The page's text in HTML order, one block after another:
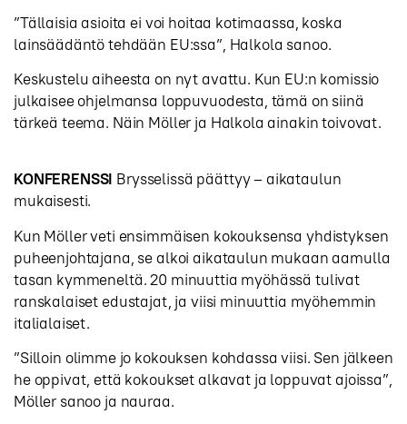
”Tällaisia asioita ei voi hoitaa kotimaassa, koska
lainsäädäntö tehdään EU:ssa”, Halkola sanoo.
Keskustelu aiheesta on nyt avattu. Kun EU:n komissio
julkaisee ohjelmansa loppuvuodesta, tämä on siinä
tärkeä teema. Näin Möller ja Halkola ainakin toivovat.
KONFERENSSI Brysselissä päättyy – aikataulun
mukaisesti.
Kun Möller veti ensimmäisen kokouksensa yhdistyksen
puheenjohtajana, se alkoi aikataulun mukaan aamulla
tasan kymmeneltä. 20 minuuttia myöhässä tulivat
ranskalaiset edustajat, ja viisi minuuttia myöhemmin
italialaiset.
”Silloin olimme jo kokouksen kohdassa viisi. Sen jälkeen
he oppivat, että kokoukset alkavat ja loppuvat ajoissa”,
Möller sanoo ja nauraa.